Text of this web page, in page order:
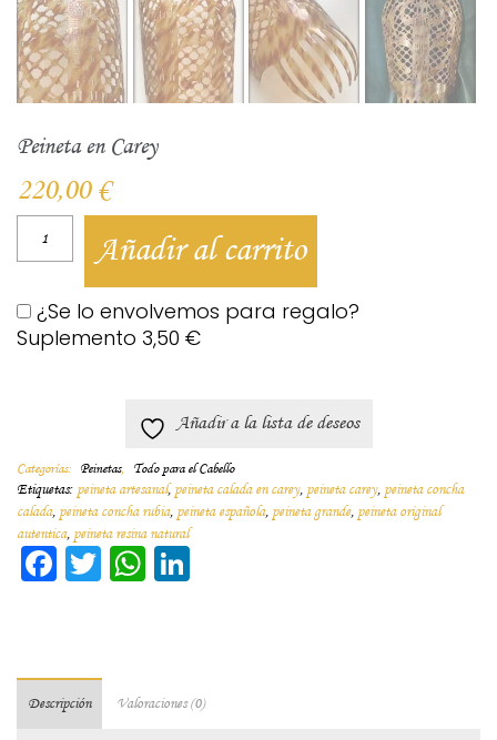
Peineta en Carey
220,00 €
Añadir al carrito
¿Se lo envolvemos para regalo?
Suplemento 3,50 €
Añadir a la lista de deseos
Categorías: Peinetas, Todo para el Cabello
Etiquetas: peineta artesanal, peineta calada en carey, peineta carey, peineta concha
calada, peineta concha rubia, peineta española, peineta grande, peineta original
autentica, peineta resina natural
Facebook
TwitterWhatsApp
Descripción Valoraciones (0)